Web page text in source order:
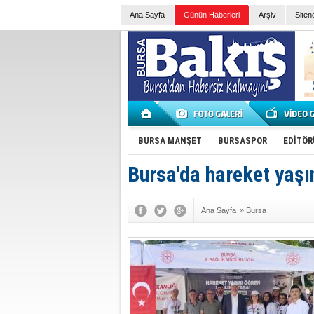
Ana Sayfa Günün Haberleri Arşiv
BURSA MANŞET BURSASPOR
Bursa'da hareket
Ana Sayfa » Bursa